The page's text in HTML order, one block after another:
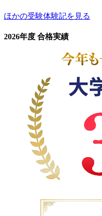
ほかの受験体験記を見る
2026年度 合格実績